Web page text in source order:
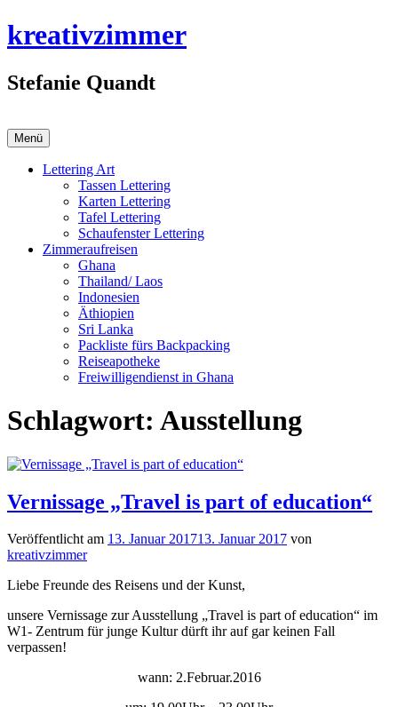
Zum
Inhalt
kreativzimmer
Stefanie Quandt
Menü
Lettering Art
Tassen Lettering
Karten Lettering
Tafel Lettering
Schaufenster Lettering
Zimmeraufreisen
Ghana
Thailand/ Laos
Indonesien
Äthiopien
Sri Lanka
Packliste fürs Backpacking
Reiseapotheke
Freiwilligendienst in Ghana
Schlagwort: Ausstellung
Vernissage „Travel is part of education“
Veröffentlicht am 13. Januar 201713. Januar 2017 von
kreativzimmer
Liebe Freunde des Reisens und der Kunst,
unsere Vernissage zur Ausstellung „Travel is part of education“ im
W1- Zentrum für junge Kultur dürft ihr auf gar keinen Fall
verpassen!
wann: 2.Februar.2016